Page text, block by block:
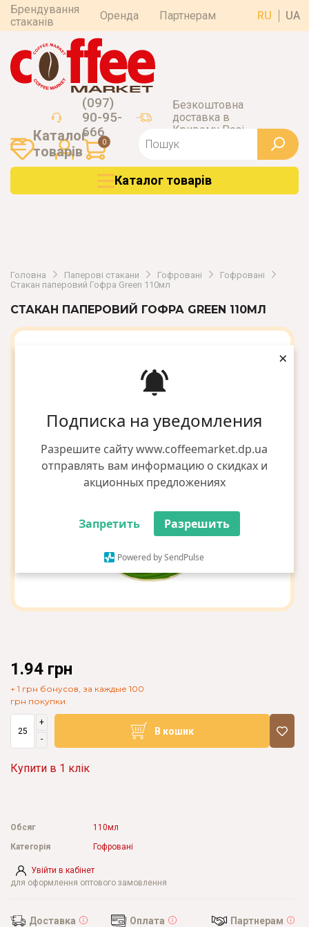
Подписка на уведомления
Разрешите сайту www.coffeemarket.dp.ua
отправлять вам информацию о скидках и
акционных предложениях
Запретить Разрешить
Powered by SendPulse
×
Брендування
стаканів
Оренда Партнерам RU UA
(097)
90-95-
666
Безкоштовна
доставка в
Кривому Розі
0
Каталог
товарiв
Каталог товарiв
Головна Паперові стакани Гофровані
Гофровані
Стакан паперовий Гофра Green 110мл
СТАКАН ПАПЕРОВИЙ ГОФРА GREEN 110МЛ
1.94 грн
+ 1 грн бонусов, за каждые 100
грн покупки
+
-
В кошик
Купити в 1 клік
Увійти в кабінет
для оформлення оптового замовлення
Обсяг
110мл
Категорія
Гофровані
Доставка Оплата Партнерам